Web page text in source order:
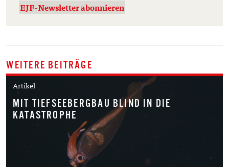
EJF-Newsletter abonnieren
WEITERE BEITRÄGE
Artikel
MIT TIEFSEEBERGBAU BLIND IN DIE
KATASTROPHE